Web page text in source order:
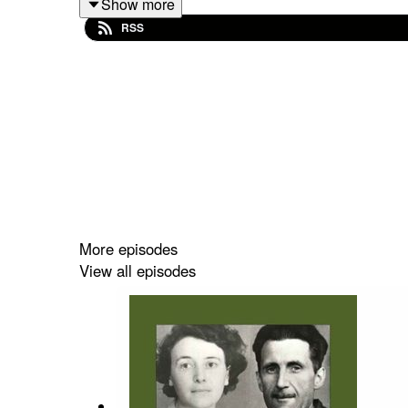
مورد اعتماد من هستند و اگه می خواین بهشون کمک
RSS
More episodes
View all episodes